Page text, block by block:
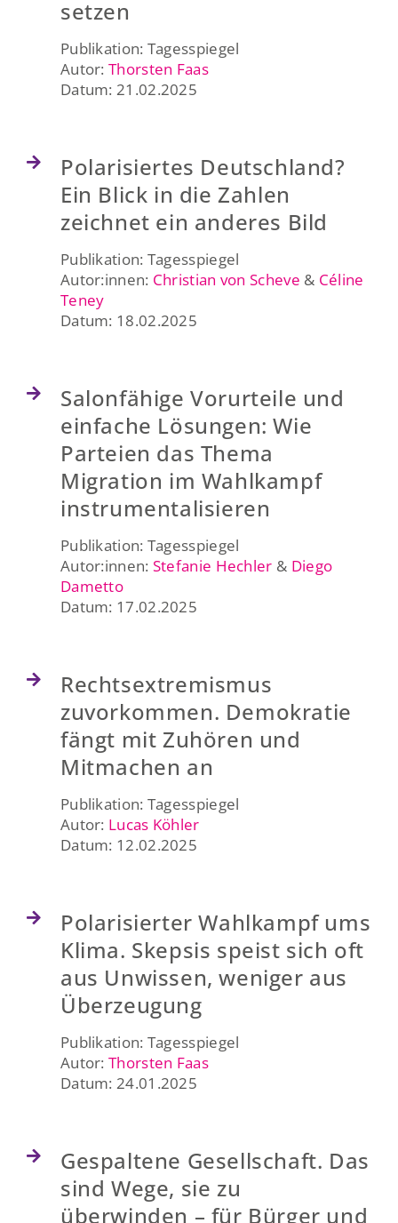
setzen
Publikation: Tagesspiegel
Autor:Thorsten Faas
Datum: 21.02.2025
Polarisiertes Deutschland?
Ein Blick in die Zahlen
zeichnet ein anderes Bild
Publikation: Tagesspiegel
Autor:innen: Christian von Scheve & Céline
Teney
Datum: 18.02.2025
Salonfähige Vorurteile und
einfache Lösungen: Wie
Parteien das Thema
Migration im Wahlkampf
instrumentalisieren
Publikation: Tagesspiegel
Autor:innen: Stefanie Hechler & Diego
Dametto
Datum: 17.02.2025
Rechtsextremismus
zuvorkommen. Demokratie
fängt mit Zuhören und
Mitmachen an
Publikation: Tagesspiegel
Autor: Lucas Köhler
Datum: 12.02.2025
Polarisierter Wahlkampf ums
Klima. Skepsis speist sich oft
aus Unwissen, weniger aus
Überzeugung
Publikation: Tagesspiegel
Autor:Thorsten Faas
Datum: 24.01.2025
Gespaltene Gesellschaft. Das
sind Wege, sie zu
überwinden – für Bürger und